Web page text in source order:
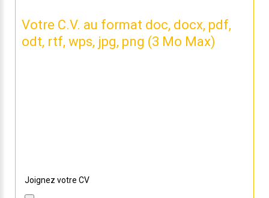
Votre C.V. au format doc, docx, pdf,
odt, rtf, wps, jpg, png (3 Mo Max)
Joignez votre CV